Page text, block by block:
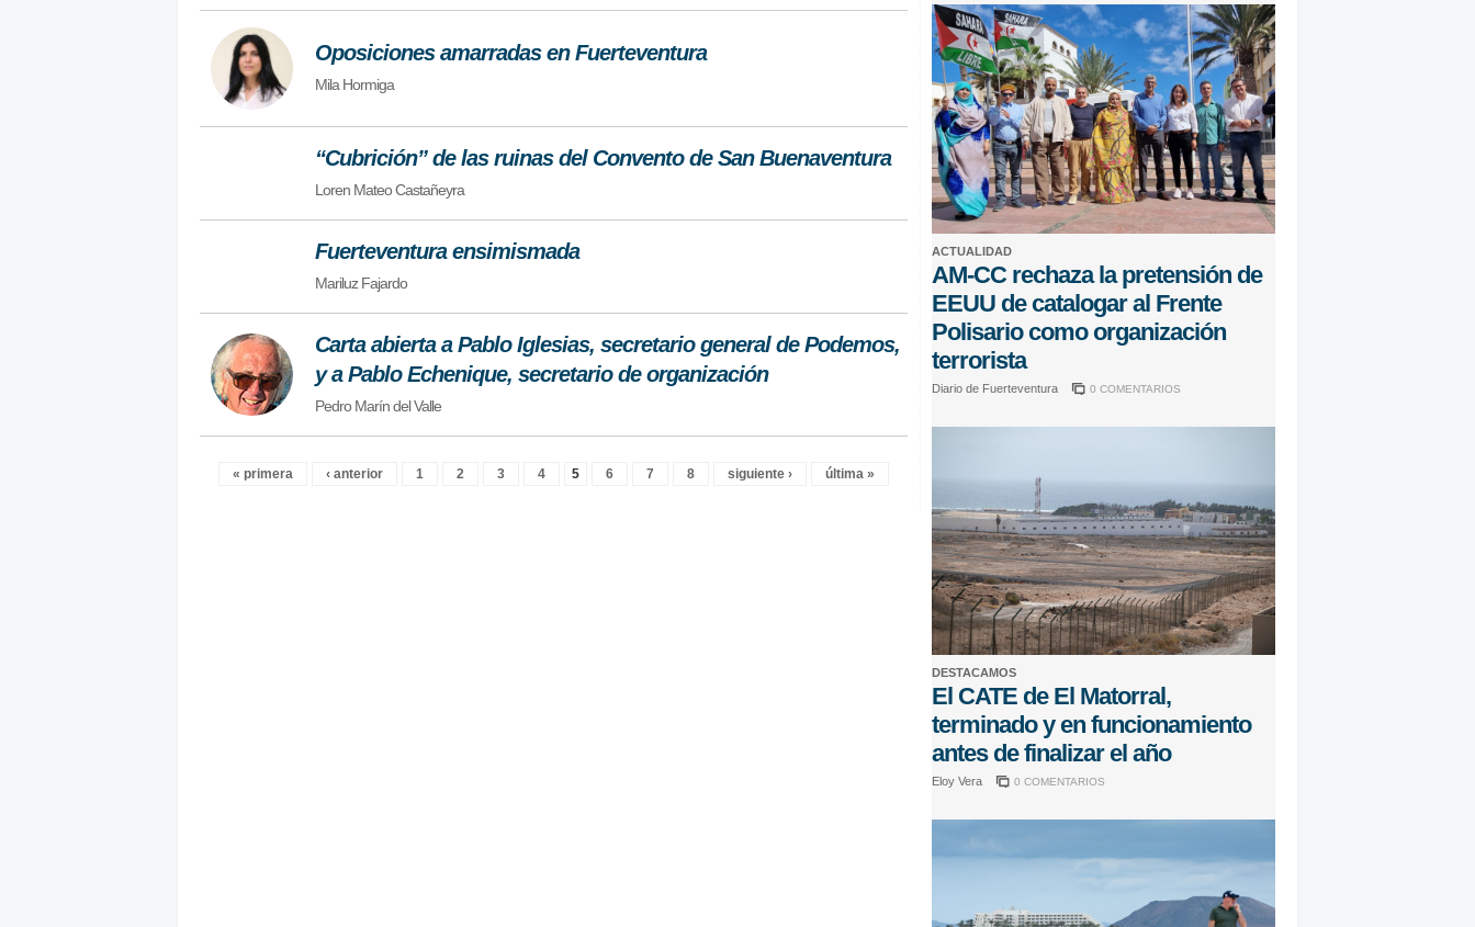
Oposiciones amarradas en Fuerteventura
Mila Hormiga
“Cubrición” de las ruinas del Convento de San Buenaventura
Loren Mateo Castañeyra
Fuerteventura ensimismada
Mariluz Fajardo
Carta abierta a Pablo Iglesias, secretario general de Podemos,
y a Pablo Echenique, secretario de organización
Pedro Marín del Valle
« primera ‹ anterior 1 2 3 4 5 6 7 8 siguiente › última »
ACTUALIDAD
AM-CC rechaza la pretensión de
EEUU de catalogar al Frente
Polisario como organización
terrorista
Diario de Fuerteventura 0 COMENTARIOS
DESTACAMOS
El CATE de El Matorral,
terminado y en funcionamiento
antes de finalizar el año
Eloy Vera 0 COMENTARIOS